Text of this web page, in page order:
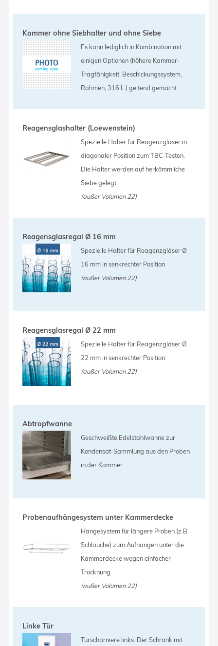
Kammer ohne Siebhalter und ohne Siebe
Es kann lediglich in Kombination mit
einigen Optionen (höhere Kammer-
Tragfähigkeit, Beschickungssystem,
Rahmen, 316 L ) geltend gemacht
Reagensglashalter (Loewenstein)
Spezielle Halter für Reagenzgläser in
diagonaler Position zum TBC-Testen.
Die Halter werden auf herkömmliche
Siebe gelegt.
(außer Volumen 22)
Reagensglasregal Ø 16 mm
Spezielle Halter für Reagenzgläser Ø
16 mm in senkrechter Position
(außer Volumen 22)
Reagensglasregal Ø 22 mm
Spezielle Halter für Reagenzgläser Ø
22 mm in senkrechter Position
(außer Volumen 22)
Abtropfwanne
Geschweißte Edelstahlwanne zur
Kondensat-Sammlung aus den Proben
in der Kammer
Probenaufhängesystem unter Kammerdecke
Hängesystem für längere Proben (z.B.
Schläuche) zum Aufhängen unter die
Kammerdecke wegen einfacher
Trocknung
(außer Volumen 22)
Linke Tür
Türscharniere links. Der Schrank mit